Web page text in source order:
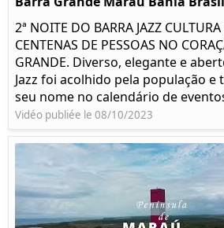
2ª NOITE DO BARRA JAZZ
CENTENAS DE PESSOAS NO
GRANDE. Diverso, elegante e
Jazz foi acolhido pela população
seu nome no calendário de
Vidéo publiée le 08/10/2023